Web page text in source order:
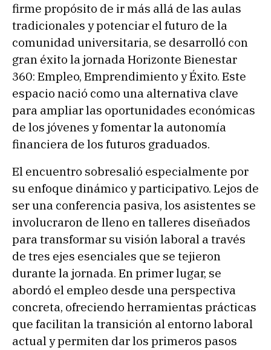
firme propósito de ir más allá de las aulas
tradicionales y potenciar el futuro de la
comunidad universitaria, se desarrolló con
gran éxito la jornada Horizonte Bienestar
360: Empleo, Emprendimiento y Éxito. Este
espacio nació como una alternativa clave
para ampliar las oportunidades económicas
de los jóvenes y fomentar la autonomía
financiera de los futuros graduados.
El encuentro sobresalió especialmente por
su enfoque dinámico y participativo. Lejos de
ser una conferencia pasiva, los asistentes se
involucraron de lleno en talleres diseñados
para transformar su visión laboral a través
de tres ejes esenciales que se tejieron
durante la jornada. En primer lugar, se
abordó el empleo desde una perspectiva
concreta, ofreciendo herramientas prácticas
que facilitan la transición al entorno laboral
actual y permiten dar los primeros pasos